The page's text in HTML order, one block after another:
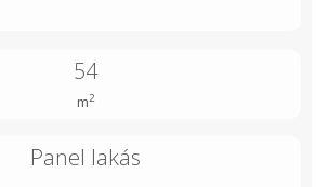
54
m2
Panel lakás